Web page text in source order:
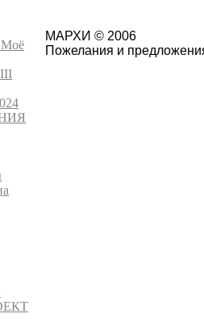
МАРХИ © 2006
Пожелания и